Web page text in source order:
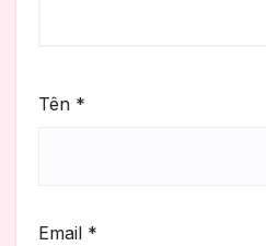
Tên *
Email *